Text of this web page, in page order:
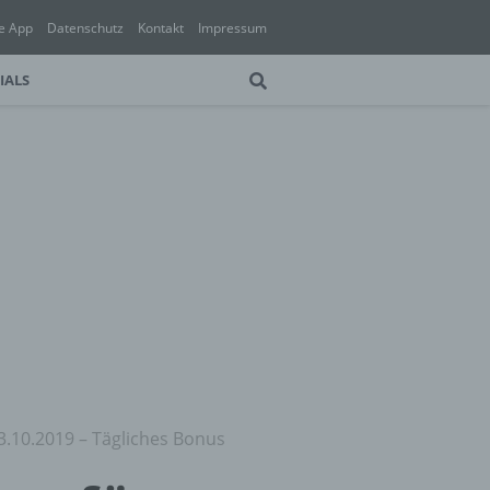
App Datenschutz Kontakt Impressum
– Tägliches Bonus